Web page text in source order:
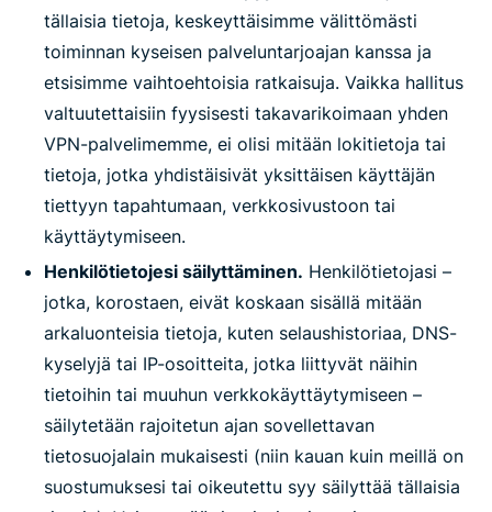
tällaisia tietoja, keskeyttäisimme välittömästi
toiminnan kyseisen palveluntarjoajan kanssa ja
etsisimme vaihtoehtoisia ratkaisuja. Vaikka hallitus
valtuutettaisiin fyysisesti takavarikoimaan yhden
VPN-palvelimemme, ei olisi mitään lokitietoja tai
tietoja, jotka yhdistäisivät yksittäisen käyttäjän
tiettyyn tapahtumaan, verkkosivustoon tai
käyttäytymiseen.
Henkilötietojesi säilyttäminen. Henkilötietojasi –
jotka, korostaen, eivät koskaan sisällä mitään
arkaluonteisia tietoja, kuten selaushistoriaa, DNS-
kyselyjä tai IP-osoitteita, jotka liittyvät näihin
tietoihin tai muuhun verkkokäyttäytymiseen –
säilytetään rajoitetun ajan sovellettavan
tietosuojalain mukaisesti (niin kauan kuin meillä on
suostumuksesi tai oikeutettu syy säilyttää tällaisia